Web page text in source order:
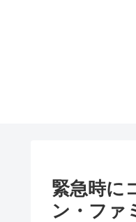
緊急時に
ン・ファ